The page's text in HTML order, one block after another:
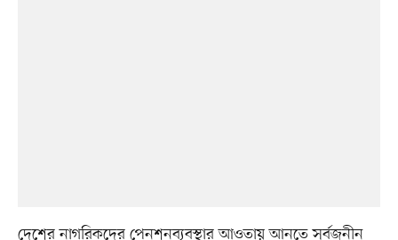
দেশের নাগরিকদের পেনশনব্যবস্থার আওতায় আনতে সর্বজনীন